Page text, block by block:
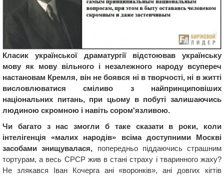
Класик української драматургії відстоював українську
мову як мову вільного і незалежного народу всупереч
настановам Кремля, він не боявся ні в творчості, ні в житті
висловлюватися сміливо з найпринциповіших
національних питань, при цьому в побуті залишаючись
людиною скромною і навіть сором'язливою.
Чи багато з нас змогли б таке сказати в роки, коли
інтелігенція «малих народів» всіма доступними Москві
засобами знищувалася, попередньо піддаючись страшним
тортурам, а весь СРСР жив в стані страху і тваринного жаху?
Не злякався Іван Кочерга ані «воронків», ані довгих кігтів